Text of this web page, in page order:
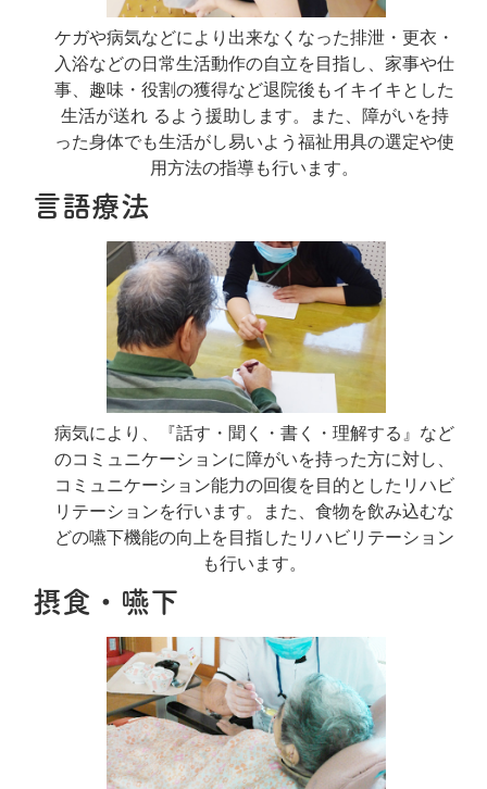
ケガや病気などにより出来なくなった排泄・更衣・
入浴などの日常生活動作の自立を目指し、家事や仕
事、趣味・役割の獲得など退院後もイキイキとした
生活が送れ るよう援助します。また、障がいを持
った身体でも生活がし易いよう福祉用具の選定や使
用方法の指導も行います。
言語療法
病気により、『話す・聞く・書く・理解する』など
のコミュニケーションに障がいを持った方に対し、
コミュニケーション能力の回復を目的としたリハビ
リテーションを行います。また、食物を飲み込むな
どの嚥下機能の向上を目指したリハビリテーション
も行います。
摂食・嚥下